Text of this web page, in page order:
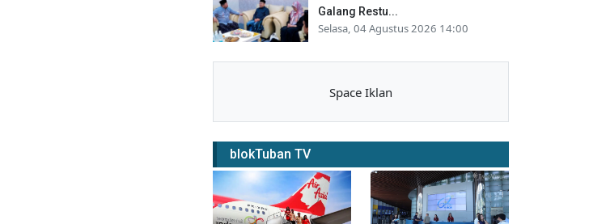
Galang Restu...
Selasa, 04 Agustus 2026 14:00
Space Iklan
blokTuban TV